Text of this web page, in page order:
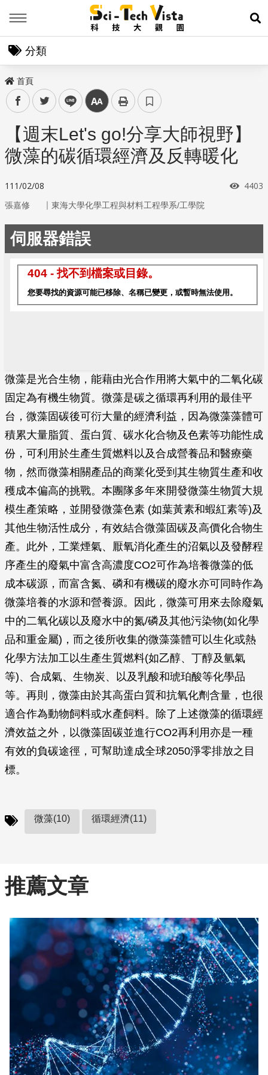
展
分類
首頁
facebooktwitter line 中
【週末Let's go!分享大師視野】
微藻的碳循環經濟及反轉暖化
111/02/08 瀏覽
4403
張嘉修 ｜ 東海大學化學工程與材料工程學系/工學院
微藻是光合生物，能藉由光合作用將大氣中的二氧化碳
固定為有機生物質。微藻是碳之循環再利用的最佳平
台，微藻固碳後可衍大量的經濟利益，因為微藻藻體可
積累大量脂質、蛋白質、碳水化合物及色素等功能性成
份，可利用於生產生質燃料以及合成營養品和醫療藥
物，然而微藻相關產品的商業化受到其生物質生產和收
穫成本偏高的挑戰。本團隊多年來開發微藻生物質大規
模生產策略，並開發微藻色素 (如葉黃素和蝦紅素等)及
其他生物活性成分，有效結合微藻固碳及高價化合物生
產。此外，工業煙氣、厭氧消化產生的沼氣以及發酵程
序產生的廢氣中富含高濃度CO2可作為培養微藻的低
成本碳源，而富含氮、磷和有機碳的廢水亦可同時作為
微藻培養的水源和營養源。因此，微藻可用來去除廢氣
中的二氧化碳以及廢水中的氮/磷及其他污染物(如化學
品和重金屬)，而之後所收集的微藻藻體可以生化或熱
化學方法加工以生產生質燃料(如乙醇、丁醇及氫氣
等)、合成氣、生物炭、以及乳酸和琥珀酸等化學品
等。再則，微藻由於其高蛋白質和抗氧化劑含量，也很
適合作為動物飼料或水產飼料。除了上述微藻的循環經
濟效益之外，以微藻固碳並進行CO2再利用亦是一種
有效的負碳途徑，可幫助達成全球2050淨零排放之目
標。
微藻(10) 循環經濟(11)
推薦文章